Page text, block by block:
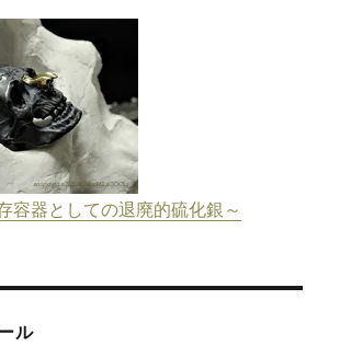
容器としての退廃的硫化銀～
ル